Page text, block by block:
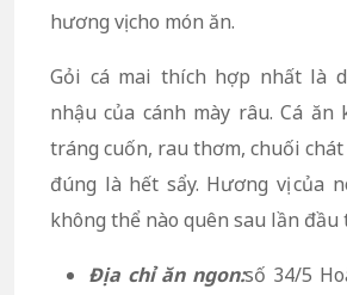
hương vị cho món ăn.
Gỏi cá mai thích hợp nhất là
nhậu của cánh mày râu. Cá ăn
tráng cuốn, rau thơm, chuối
đúng là hết sẩy. Hương vị của
không thể nào quên sau lần
Địa chỉ ăn ngon:số 34/5